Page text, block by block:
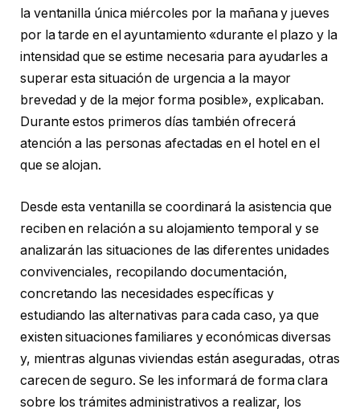
la ventanilla única miércoles por la mañana y jueves
por la tarde en el ayuntamiento «durante el plazo y la
intensidad que se estime necesaria para ayudarles a
superar esta situación de urgencia a la mayor
brevedad y de la mejor forma posible», explicaban.
Durante estos primeros días también ofrecerá
atención a las personas afectadas en el hotel en el
que se alojan.
Desde esta ventanilla se coordinará la asistencia que
reciben en relación a su alojamiento temporal y se
analizarán las situaciones de las diferentes unidades
convivenciales, recopilando documentación,
concretando las necesidades específicas y
estudiando las alternativas para cada caso, ya que
existen situaciones familiares y económicas diversas
y, mientras algunas viviendas están aseguradas, otras
carecen de seguro. Se les informará de forma clara
sobre los trámites administrativos a realizar, los